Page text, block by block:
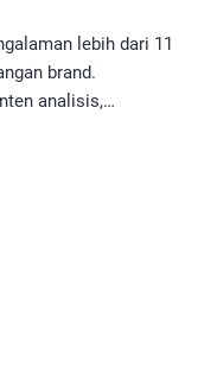
lebih dari 11
brand.
analisis,…